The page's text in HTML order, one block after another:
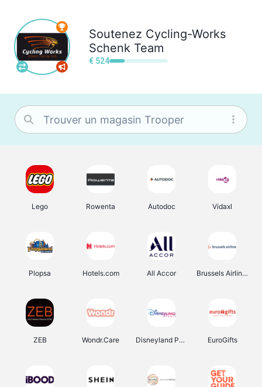
Soutenez Cycling-Works
Schenk Team
€ 524
Lego Rowenta Autodoc Vidaxl
Plopsa Hotels.com All Accor Brussels Airlines
ZEB Wondr.Care Disneyland Paris EuroGifts